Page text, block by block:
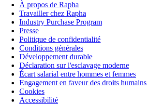
À propos de Rapha
Travailler chez Rapha
Industry Purchase Program
Presse
Politique de confidentialité
Conditions générales
Développement durable
Déclaration sur l'esclavage moderne
Écart salarial entre hommes et femmes
Engagement en faveur des droits humains
Cookies
Accessibilité